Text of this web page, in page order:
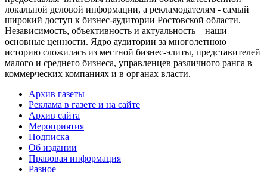
локальной деловой информации, а рекламодателям - самый
широкий доступ к бизнес-аудитории Ростовской области.
Независимость, объективность и актуальность – наши
основные ценности. Ядро аудитории за многолетнюю
историю сложилась из местной бизнес-элиты, представителей
малого и среднего бизнеса, управленцев различного ранга в
коммерческих компаниях и в органах власти.
Архив газеты
Реклама в газете и на сайте
Архив сайта
Мероприятия
Подписка
Об издании
Правовая информация
Разное